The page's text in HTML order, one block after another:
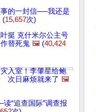
的一封信──我还是
(15,657次)
挺 克什米尔公主号
替死鬼 🖼️ (40,424
入室！李肇星给鲍
次日麻烦就来了 🖼️
“追查国际”调查报